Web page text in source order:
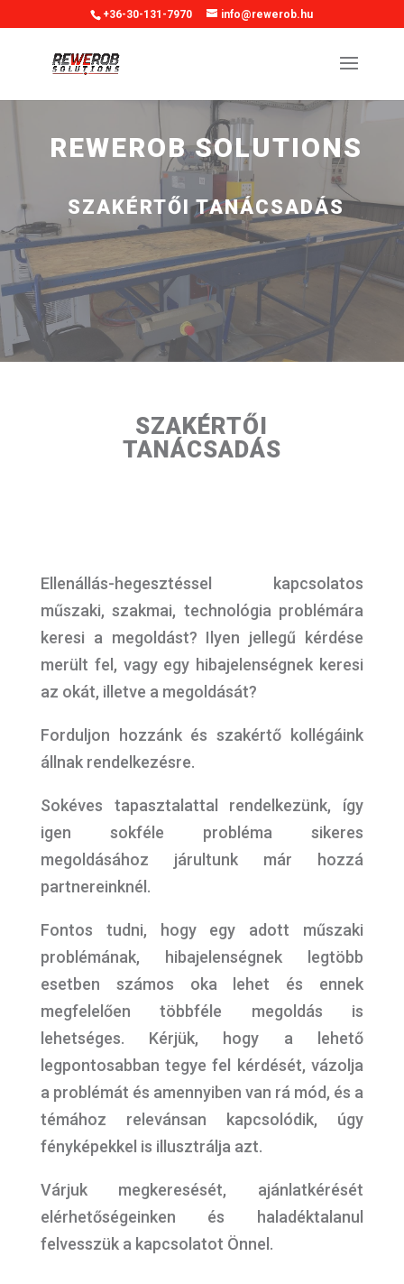
+36-30-131-7970 info@rewerob.hu
REWEROB SOLUTIONS
SZAKÉRTŐI TANÁCSADÁS
SZAKÉRTŐI
TANÁCSADÁS
Ellenállás-hegesztéssel kapcsolatos
műszaki, szakmai, technológia problémára
keresi a megoldást? Ilyen jellegű kérdése
merült fel, vagy egy hibajelenségnek keresi
az okát, illetve a megoldását?
Forduljon hozzánk és szakértő kollégáink
állnak rendelkezésre.
Sokéves tapasztalattal rendelkezünk, így
igen sokféle probléma sikeres
megoldásához járultunk már hozzá
partnereinknél.
Fontos tudni, hogy egy adott műszaki
problémának, hibajelenségnek legtöbb
esetben számos oka lehet és ennek
megfelelően többféle megoldás is
lehetséges. Kérjük, hogy a lehető
legpontosabban tegye fel kérdését, vázolja
a problémát és amennyiben van rá mód, és a
témához relevánsan kapcsolódik, úgy
fényképekkel is illusztrálja azt.
Várjuk megkeresését, ajánlatkérését
elérhetőségeinken és haladéktalanul
felvesszük a kapcsolatot Önnel.